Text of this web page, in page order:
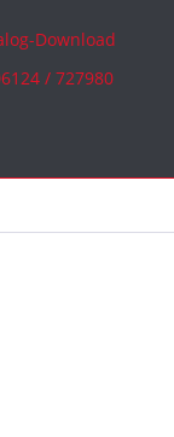
Download
/ 727980